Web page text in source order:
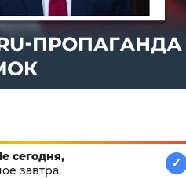
сегодня,
завтра.
✓